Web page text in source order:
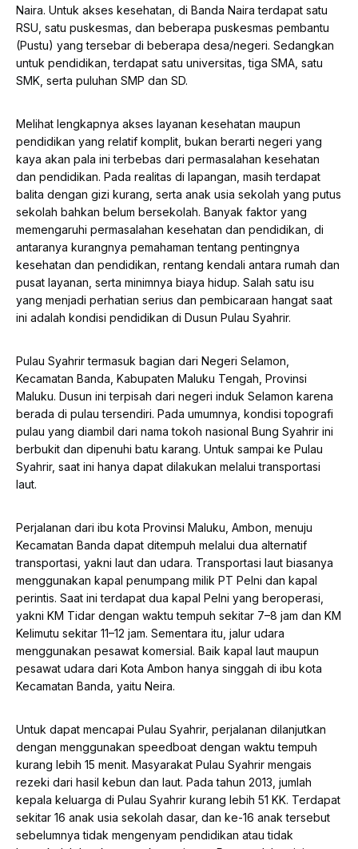
Naira. Untuk akses kesehatan, di Banda Naira terdapat satu
RSU, satu puskesmas, dan beberapa puskesmas pembantu
(Pustu) yang tersebar di beberapa desa/negeri. Sedangkan
untuk pendidikan, terdapat satu universitas, tiga SMA, satu
SMK, serta puluhan SMP dan SD.
Melihat lengkapnya akses layanan kesehatan maupun
pendidikan yang relatif komplit, bukan berarti negeri yang
kaya akan pala ini terbebas dari permasalahan kesehatan
dan pendidikan. Pada realitas di lapangan, masih terdapat
balita dengan gizi kurang, serta anak usia sekolah yang putus
sekolah bahkan belum bersekolah. Banyak faktor yang
memengaruhi permasalahan kesehatan dan pendidikan, di
antaranya kurangnya pemahaman tentang pentingnya
kesehatan dan pendidikan, rentang kendali antara rumah dan
pusat layanan, serta minimnya biaya hidup. Salah satu isu
yang menjadi perhatian serius dan pembicaraan hangat saat
ini adalah kondisi pendidikan di Dusun Pulau Syahrir.
Pulau Syahrir termasuk bagian dari Negeri Selamon,
Kecamatan Banda, Kabupaten Maluku Tengah, Provinsi
Maluku. Dusun ini terpisah dari negeri induk Selamon karena
berada di pulau tersendiri. Pada umumnya, kondisi topografi
pulau yang diambil dari nama tokoh nasional Bung Syahrir ini
berbukit dan dipenuhi batu karang. Untuk sampai ke Pulau
Syahrir, saat ini hanya dapat dilakukan melalui transportasi
laut.
Perjalanan dari ibu kota Provinsi Maluku, Ambon, menuju
Kecamatan Banda dapat ditempuh melalui dua alternatif
transportasi, yakni laut dan udara. Transportasi laut biasanya
menggunakan kapal penumpang milik PT Pelni dan kapal
perintis. Saat ini terdapat dua kapal Pelni yang beroperasi,
yakni KM Tidar dengan waktu tempuh sekitar 7–8 jam dan KM
Kelimutu sekitar 11–12 jam. Sementara itu, jalur udara
menggunakan pesawat komersial. Baik kapal laut maupun
pesawat udara dari Kota Ambon hanya singgah di ibu kota
Kecamatan Banda, yaitu Neira.
Untuk dapat mencapai Pulau Syahrir, perjalanan dilanjutkan
dengan menggunakan speedboat dengan waktu tempuh
kurang lebih 15 menit. Masyarakat Pulau Syahrir mengais
rezeki dari hasil kebun dan laut. Pada tahun 2013, jumlah
kepala keluarga di Pulau Syahrir kurang lebih 51 KK. Terdapat
sekitar 16 anak usia sekolah dasar, dan ke-16 anak tersebut
sebelumnya tidak mengenyam pendidikan atau tidak